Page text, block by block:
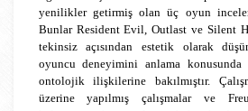
yenilikler getirmiş olan üç oyun
Bunlar Resident Evil, Outlast ve Silent
tekinsiz açısından estetik olarak
oyuncu deneyimini anlama
ontolojik ilişkilerine bakılmıştır.
üzerine yapılmış çalışmalar ve